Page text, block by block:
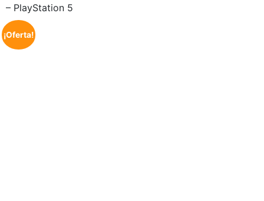
– PlayStation 5
¡Oferta!